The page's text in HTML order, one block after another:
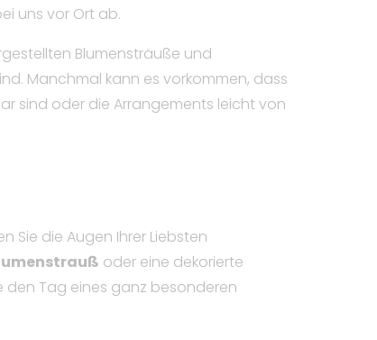
uns vor Ort ab.
Blumensträuße und
Manchmal kann es vorkommen, dass
sind oder die Arrangements leicht von
Sie die Augen Ihrer Liebsten
oder eine dekorierte
Tag eines ganz besonderen